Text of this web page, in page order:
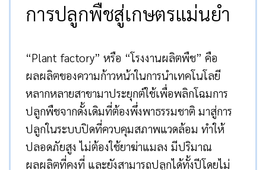
การปลูกพืชสู่เกษตรแม่นยำ
“Plant factory” หรือ “โรงงานผลิตพืช” คือ
ผลผลิตของความก้าวหน้าในการนำเทคโนโลยี
หลากหลายสาขามาประยุกต์ใช้เพื่อพลิกโฉมการ
ปลูกพืชจากดั้งเดิมที่ต้องพึ่งพาธรรมชาติ มาสู่การ
ปลูกในระบบปิดที่ควบคุมสภาพแวดล้อม ทำให้
ปลอดภัยสูง ไม่ต้องใช้ยาฆ่าแมลง มีปริมาณ
ผลผลิตที่คงที่ และยังสามารถปลูกได้ทั้งปีโดยไม่